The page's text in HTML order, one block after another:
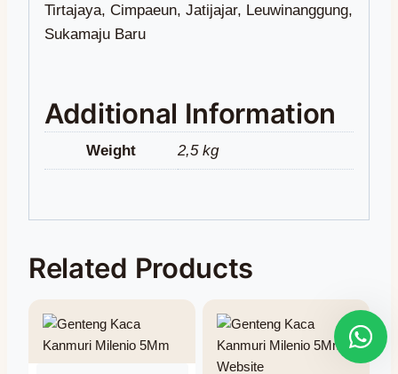
Additional Information
Weight 2,5 kg
Related Products